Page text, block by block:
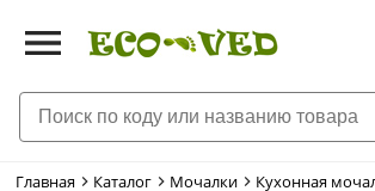
Главная Каталог Мочалки Кухонная